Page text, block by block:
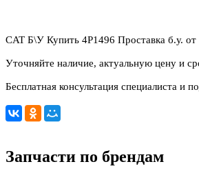
CAT Б\У Купить 4P1496 Проставка б.у. от
Уточняйте наличие, актуальную цену и
Бесплатная консультация специалиста и
Запчасти по брендам